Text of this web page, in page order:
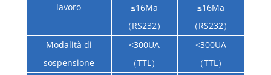
lavoro
≤16Ma
（RS232）
≤16Ma
（RS232）
Modalità di
sospensione
<300UA
（TTL）
<300UA
（TTL）